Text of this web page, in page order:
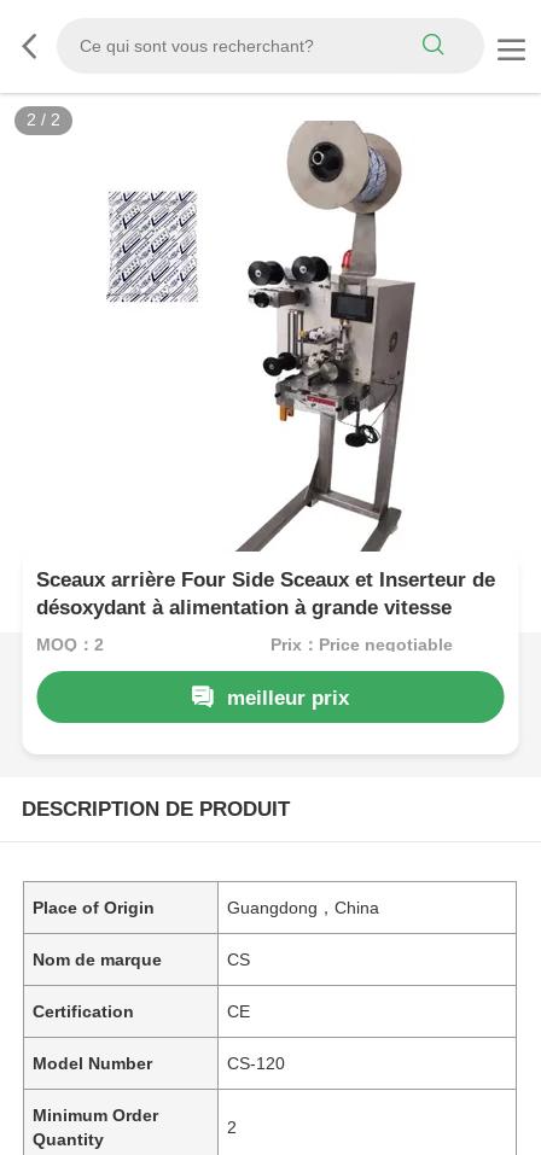
2 / 2
Sceaux arrière Four Side Sceaux et Inserteur de
désoxydant à alimentation à grande vitesse
MOQ：2 Prix：Price negotiable
meilleur prix
DESCRIPTION DE PRODUIT
Place of Origin Guangdong，China
Nom de marque CS
Certification CE
Model Number CS-120
Minimum Order
Quantity
2